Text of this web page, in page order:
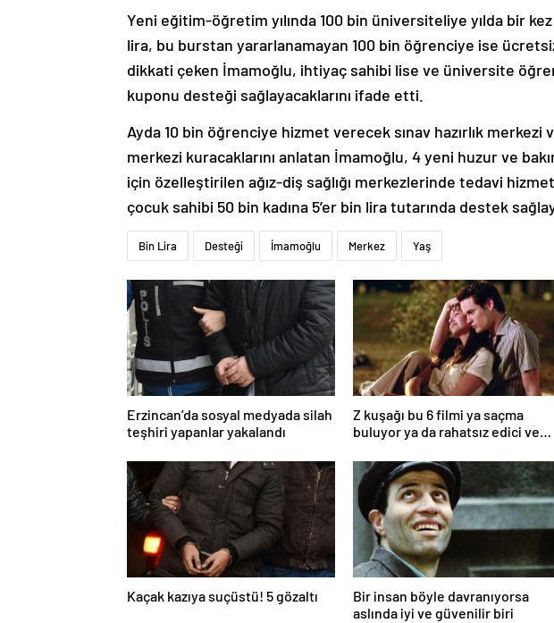
Yeni eğitim-öğretim yılında 100 bin üniversiteliye yılda bir kez
lira, bu burstan yararlanamayan 100 bin öğrenciye ise
dikkati çeken İmamoğlu, ihtiyaç sahibi lise ve üniversite
kuponu desteği sağlayacaklarını ifade etti.
Ayda 10 bin öğrenciye hizmet verecek sınav hazırlık merkezi
merkezi kuracaklarını anlatan İmamoğlu, 4 yeni huzur ve
için özelleştirilen ağız-diş sağlığı merkezlerinde tedavi
çocuk sahibi 50 bin kadına 5’er bin lira tutarında destek
Bin Lira Desteği İmamoğlu Merkez Yaş
Erzincan’da sosyal medyada silah
teşhiri yapanlar yakalandı
Z kuşağı bu 6 filmi ya saçma
buluyor ya da rahatsız edici ve
Kaçak kazıya suçüstü! 5 gözaltı
Bir insan böyle davranıyorsa
aslında iyi ve güvenilir biri